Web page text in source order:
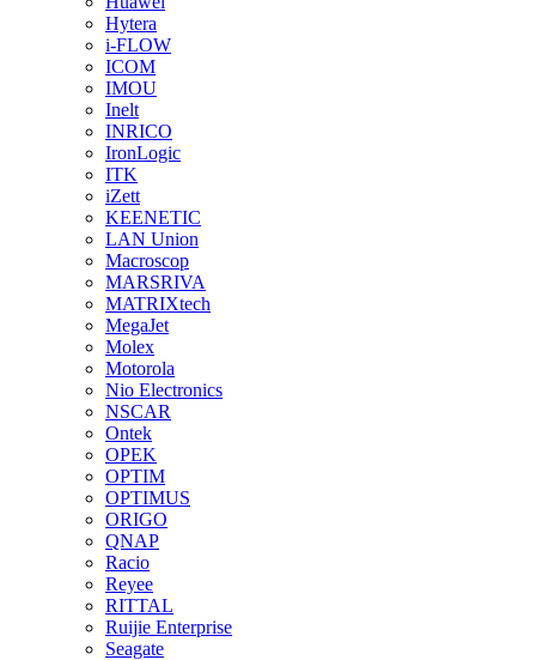
Hytera
i-FLOW
ICOM
IMOU
Inelt
INRICO
IronLogic
ITK
iZett
KEENETIC
LAN Union
Macroscop
MARSRIVA
MATRIXtech
MegaJet
Molex
Motorola
Nio Electronics
NSCAR
Ontek
OPEK
OPTIM
OPTIMUS
ORIGO
QNAP
Racio
Reyee
RITTAL
Ruijie Enterprise
Seagate